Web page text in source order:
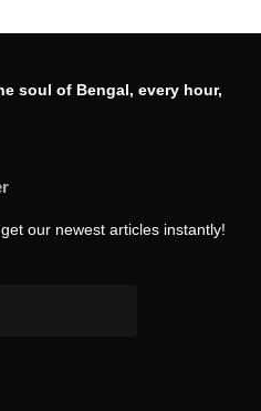
soul of Bengal, every hour,
our newest articles instantly!